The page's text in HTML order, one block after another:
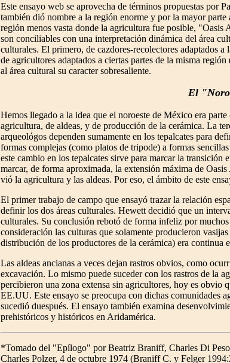
Este ensayo web se aprovecha de términos propuestas
también dió nombre a la región enorme y por la mayor
región menos vasta donde la agricultura fue posible, "Oasis
son conciliables con una interpretación dinámica del área
culturales. El primero, de cazdores-recolectores adaptados
de agricultores adaptados a ciertas partes de la misma
al área cultural su caracter sobresaliente.
El
Hemos llegado a la idea que el noroeste de México era
agricultura, de aldeas, y de producción de la cerámica. La
arqueológos dependen sumamente en los tepalcates para
formas complejas (como platos de tripode) a formas
este cambio en los tepalcates sirve para marcar la
marcar, de forma aproximada, la extensión máxima de
vió la agricultura y las aldeas. Por eso, el ámbito de este
El primer trabajo de campo que ensayó trazar la relación
definir los dos áreas culturales. Hewett decidió que un
culturales. Su conclusión rebotó de forma infeliz por
consideración las culturas que solamente producieron
distribución de los productores de la cerámica) era continua
Las aldeas ancianas a veces dejan rastros obvios, como
excavación. Lo mismo puede suceder con los rastros de la
percibieron una zona extensa sin agricultores, hoy es obvio
EE.UU. Este ensayo se preocupa con dichas comunidades
sucedió duespués. El ensayo también examina
prehistóricos y históricos en Aridamérica.
*Tomado del "Epílogo" por Beatriz Braniff, Charles Di
Charles Polzer, 4 de octubre 1974 (Braniff C. y Felger